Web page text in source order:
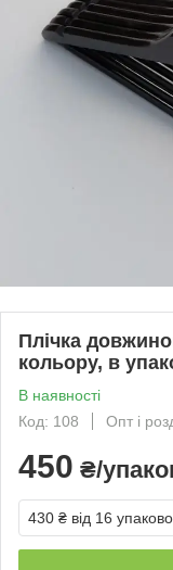
Плічка
кольору, в
В наявності
Код: 108
Опт і
450 ₴/
430 ₴ від 16